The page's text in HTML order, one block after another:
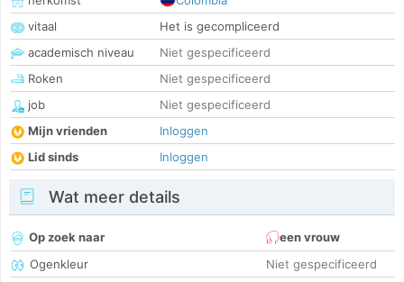
vitaal
Het is gecompliceerd
academisch niveau
Niet gespecificeerd
Roken
Niet gespecificeerd
job
Niet gespecificeerd
Mijn vrienden
Inloggen
Lid sinds
Inloggen
Wat meer details
Op zoek naar
een vrouw
Ogenkleur
Niet gespecificeerd